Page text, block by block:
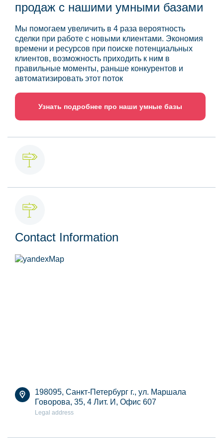
продаж с нашими умными базами
Мы помогаем увеличить в 4 раза вероятность
сделки при работе с новыми клиентами. Экономия
времени и ресурсов при поиске потенциальных
клиентов, возможность приходить к ним в
правильные моменты, раньше конкурентов и
автоматизировать этот поток
Узнать подробнее про наши умные базы
Contact Information
198095, Санкт-Петербург г., ул. Маршала
Говорова, 35, 4 Лит. И, Офис 607
Legal address